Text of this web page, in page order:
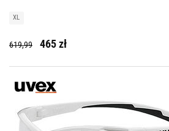
XL
619,99 465 zł